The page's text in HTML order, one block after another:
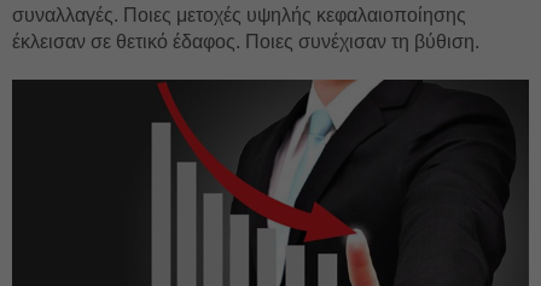
συναλλαγές. Ποιες μετοχές υψηλής κεφαλαιοποίησης
έκλεισαν σε θετικό έδαφος. Ποιες συνέχισαν τη βύθιση.